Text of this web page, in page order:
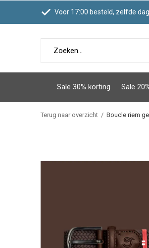
Sale 30% korting Sale
Voor 17:00 besteld, zelfde dag
Terug naar overzicht Boucle riem